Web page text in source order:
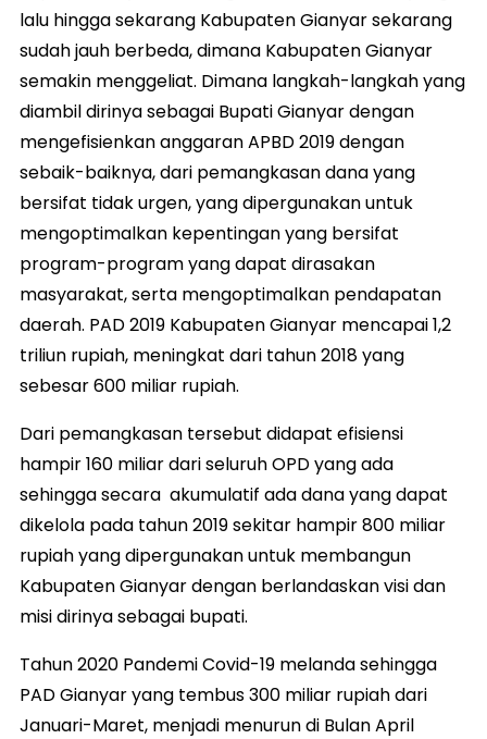
lalu hingga sekarang Kabupaten Gianyar sekarang
sudah jauh berbeda, dimana Kabupaten Gianyar
semakin menggeliat. Dimana langkah-langkah yang
diambil dirinya sebagai Bupati Gianyar dengan
mengefisienkan anggaran APBD 2019 dengan
sebaik-baiknya, dari pemangkasan dana yang
bersifat tidak urgen, yang dipergunakan untuk
mengoptimalkan kepentingan yang bersifat
program-program yang dapat dirasakan
masyarakat, serta mengoptimalkan pendapatan
daerah. PAD 2019 Kabupaten Gianyar mencapai 1,2
triliun rupiah, meningkat dari tahun 2018 yang
sebesar 600 miliar rupiah.
Dari pemangkasan tersebut didapat efisiensi
hampir 160 miliar dari seluruh OPD yang ada
sehingga secara akumulatif ada dana yang dapat
dikelola pada tahun 2019 sekitar hampir 800 miliar
rupiah yang dipergunakan untuk membangun
Kabupaten Gianyar dengan berlandaskan visi dan
misi dirinya sebagai bupati.
Tahun 2020 Pandemi Covid-19 melanda sehingga
PAD Gianyar yang tembus 300 miliar rupiah dari
Januari-Maret, menjadi menurun di Bulan April